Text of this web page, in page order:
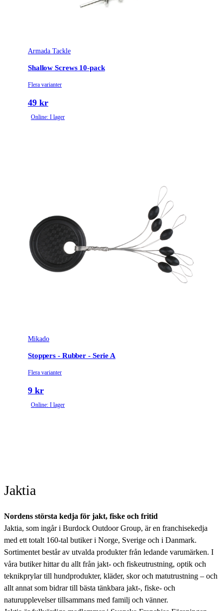
Armada Tackle
Shallow Screws 10-pack
Flera varianter
49 kr
Online: I lager
Mikado
Stoppers - Rubber - Serie A
Flera varianter
9 kr
Online: I lager
Jaktia
Nordens största kedja för jakt, fiske och fritid
Jaktia, som ingår i Burdock Outdoor Group, är en franchisekedja
med ett totalt 160-tal butiker i Norge, Sverige och i Danmark.
Sortimentet består av utvalda produkter från ledande varumärken. I
våra butiker hittar du allt från jakt- och fiskeutrustning, optik och
teknikprylar till hundprodukter, kläder, skor och matutrustning – och
allt annat som bidrar till bästa tänkbara jakt-, fiske- och
naturupplevelser tillsammans med familj och vänner.